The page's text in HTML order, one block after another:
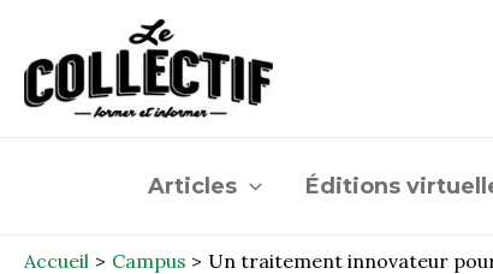
contenu
Articles Éditions
Accueil Campus Un traitement innovateur